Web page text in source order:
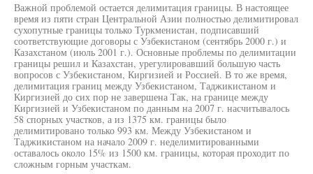
Важной проблемой остается делимитация границы. В настоящее
время из пяти стран Центральной Азии полностью делимитировал
сухопутные границы только Туркменистан, подписавший
соответствующие договоры с Узбекистаном (сентябрь 2000 г.) и
Казахстаном (июль 2001 г.). Основные проблемы по делимитации
границы решил и Казахстан, урегулировавший большую часть
вопросов с Узбекистаном, Киргизией и Россией. В то же время,
делимитация границ между Узбекистаном, Таджикистаном и
Киргизией до сих пор не завершена Так, на границе между
Киргизией и Узбекистаном по данным на 2007 г. насчитывалось
58 спорных участков, а из 1375 км. границы было
делимитировано только 993 км. Между Узбекистаном и
Таджикистаном на начало 2009 г. неделимитированными
оставалось около 15% из 1500 км. границы, которая проходит по
сложным горным участкам.